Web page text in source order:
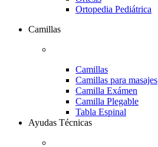
Ortopedia Pediátrica
Camillas
Camillas
Camillas para masajes
Camilla Exámen
Camilla Plegable
Tabla Espinal
Ayudas Técnicas